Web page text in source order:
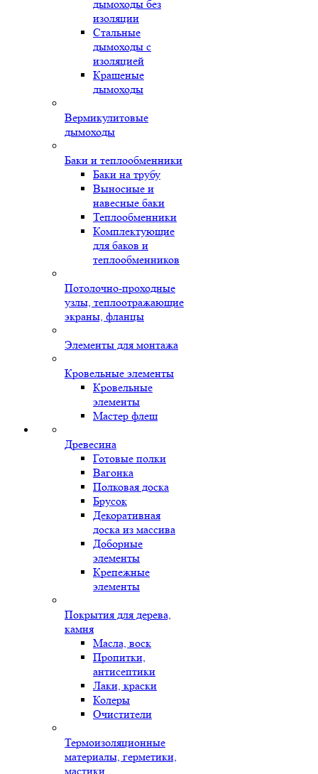
дымоходы без
изоляции
Стальные
дымоходы с
изоляцией
Крашеные
дымоходы
Вермикулитовые
дымоходы
Баки и теплообменники
Баки на трубу
Выносные и
навесные баки
Теплообменники
Комплектующие
для баков и
теплообменников
Потолочно-проходные
узлы, теплоотражающие
экраны, фланцы
Элементы для монтажа
Кровельные элементы
Кровельные
элементы
Мастер флеш
Древесина
Готовые полки
Вагонка
Полковая доска
Брусок
Декоративная
доска из массива
Доборные
элементы
Крепежные
элементы
Покрытия для дерева,
камня
Масла, воск
Пропитки,
антисептики
Лаки, краски
Колеры
Очистители
Термоизоляционные
материалы, герметики,
мастики